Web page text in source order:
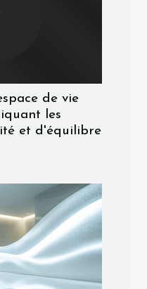
de vie
les
et d'équilibre